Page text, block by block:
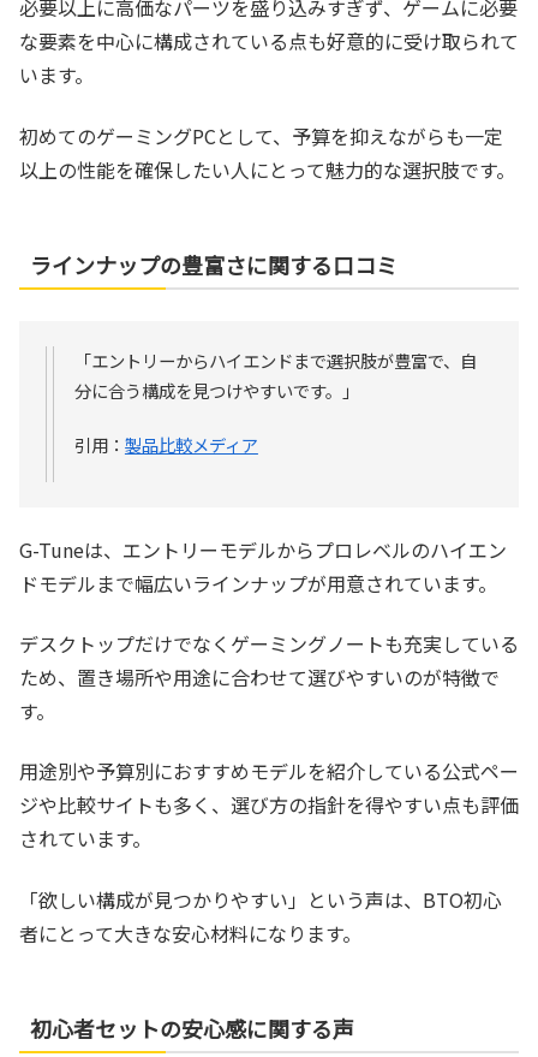
必要以上に高価なパーツを盛り込みすぎず、ゲームに必要
な要素を中心に構成されている点も好意的に受け取られて
います。
初めてのゲーミングPCとして、予算を抑えながらも一定
以上の性能を確保したい人にとって魅力的な選択肢です。
ラインナップの豊富さに関する口コミ
「エントリーからハイエンドまで選択肢が豊富で、自
分に合う構成を見つけやすいです。」
引用： 製品比較メディア
G-Tuneは、エントリーモデルからプロレベルのハイエン
ドモデルまで幅広いラインナップが用意されています。
デスクトップだけでなくゲーミングノートも充実している
ため、置き場所や用途に合わせて選びやすいのが特徴で
す。
用途別や予算別におすすめモデルを紹介している公式ペー
ジや比較サイトも多く、選び方の指針を得やすい点も評価
されています。
「欲しい構成が見つかりやすい」という声は、BTO初心
者にとって大きな安心材料になります。
初心者セットの安心感に関する声